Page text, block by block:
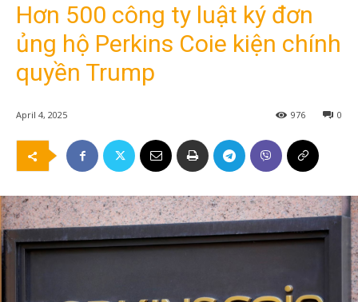
Hơn 500 công ty luật ký đơn
ủng hộ Perkins Coie kiện chính
quyền Trump
April 4, 2025 0
976